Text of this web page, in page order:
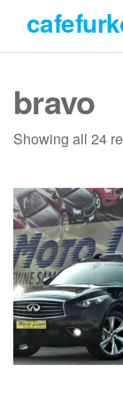
treści
bravo
Showing all 24